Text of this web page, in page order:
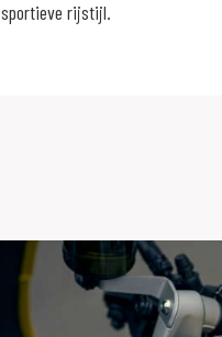
sportieve rijstijl.